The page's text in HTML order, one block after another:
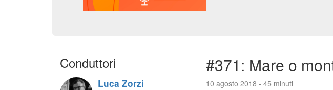
Conduttori
Luca Zorzi
#371: Mare o
10 agosto 2018 - 45 minuti